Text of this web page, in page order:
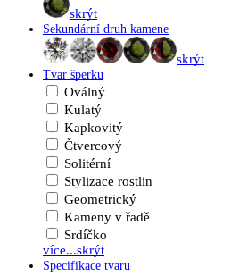
skrýt
Sekundární druh kamene
skrýt
Tvar šperku
Oválný
Kulatý
Kapkovitý
Čtvercový
Solitérní
Stylizace rostlin
Geometrický
Kameny v řadě
Srdíčko
více...skrýt
Specifikace tvaru